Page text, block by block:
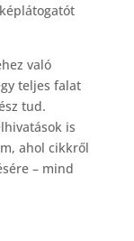
való
teljes falat
tud.
is
ahol cikkről
– mind